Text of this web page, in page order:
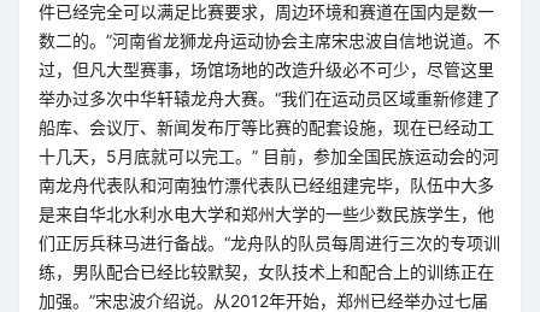
件已经完全可以满足比赛要求，周边环境和赛道在国内是数一
数二的。”河南省龙狮龙舟运动协会主席宋忠波自信地说道。不
过，但凡大型赛事，场馆场地的改造升级必不可少，尽管这里
举办过多次中华轩辕龙舟大赛。“我们在运动员区域重新修建了
船库、会议厅、新闻发布厅等比赛的配套设施，现在已经动工
十几天，5月底就可以完工。” 目前，参加全国民族运动会的河
南龙舟代表队和河南独竹漂代表队已经组建完毕，队伍中大多
是来自华北水利水电大学和郑州大学的一些少数民族学生，他
们正厉兵秣马进行备战。“龙舟队的队员每周进行三次的专项训
练，男队配合已经比较默契，女队技术上和配合上的训练正在
加强。”宋忠波介绍说。从2012年开始，郑州已经举办过七届